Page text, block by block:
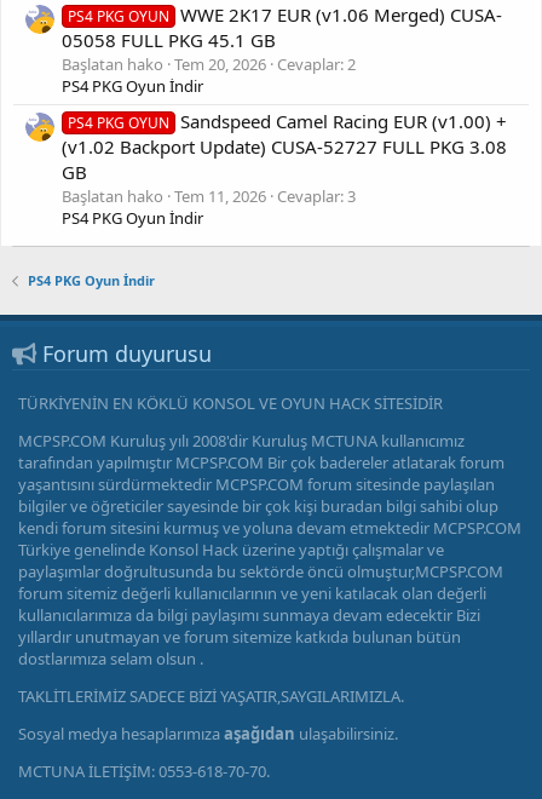
PS4 PKG OYUN
WWE 2K17 EUR (v1.06 Merged) CUSA-
05058 FULL PKG 45.1 GB
Başlatan hako Tem 20, 2026 Cevaplar: 2
PS4 PKG Oyun İndir
PS4 PKG OYUN
Sandspeed Camel Racing EUR (v1.00) +
(v1.02 Backport Update) CUSA-52727 FULL PKG 3.08
GB
Başlatan hako Tem 11, 2026 Cevaplar: 3
PS4 PKG Oyun İndir
PS4 PKG Oyun İndir
Forum duyurusu
TÜRKİYENİN EN KÖKLÜ KONSOL VE OYUN HACK SİTESİDİR
MCPSP.COM Kuruluş yılı 2008'dir Kuruluş MCTUNA kullanıcımız
tarafından yapılmıştır MCPSP.COM Bir çok badereler atlatarak forum
yaşantısını sürdürmektedir MCPSP.COM forum sitesinde paylaşılan
bilgiler ve öğreticiler sayesinde bir çok kişi buradan bilgi sahibi olup
kendi forum sitesini kurmuş ve yoluna devam etmektedir MCPSP.COM
Türkiye genelinde Konsol Hack üzerine yaptığı çalışmalar ve
paylaşımlar doğrultusunda bu sektörde öncü olmuştur,MCPSP.COM
forum sitemiz değerli kullanıcılarının ve yeni katılacak olan değerli
kullanıcılarımıza da bilgi paylaşımı sunmaya devam edecektir Bizi
yıllardır unutmayan ve forum sitemize katkıda bulunan bütün
dostlarımıza selam olsun .
TAKLİTLERİMİZ SADECE BİZİ YAŞATIR,SAYGILARIMIZLA.
Sosyal medya hesaplarımızaaşağıdan ulaşabilirsiniz.
MCTUNA İLETİŞİM: 0553-618-70-70.